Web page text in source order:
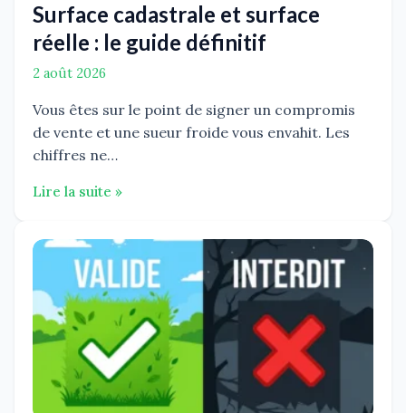
Surface cadastrale et surface
réelle : le guide définitif
2 août 2026
Vous êtes sur le point de signer un compromis
de vente et une sueur froide vous envahit. Les
chiffres ne…
Lire la suite »